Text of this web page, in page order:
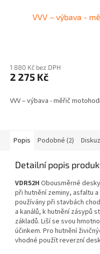
VVV – výbava -
1 880 Kč bez DPH
2 275 Kč
VVV – výbava - měřič
Popis Podobné (2)
Detailní popis
VDR52H Obousměrné
při hutnění zeminy, asfaltu
používány při stavbách
a kanálů, k hutnění zásypů
základů. Liší se svou
účinkem. Pro hutnění
vhodné použít reverzní